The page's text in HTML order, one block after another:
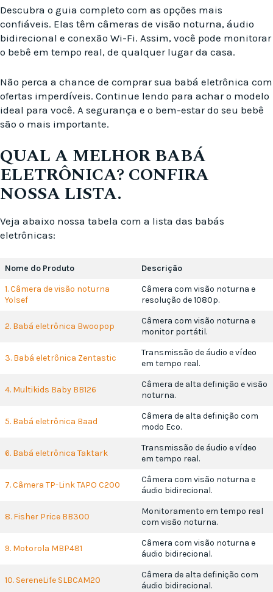
Descubra o guia completo com as opções mais
confiáveis. Elas têm câmeras de visão noturna, áudio
bidirecional e conexão Wi-Fi. Assim, você pode monitorar
o bebê em tempo real, de qualquer lugar da casa.
Não perca a chance de comprar sua babá eletrônica com
ofertas imperdíveis. Continue lendo para achar o modelo
ideal para você. A segurança e o bem-estar do seu bebê
são o mais importante.
QUAL A MELHOR BABÁ
ELETRÔNICA? CONFIRA
NOSSA LISTA.
Veja abaixo nossa tabela com a lista das babás
eletrônicas:
Nome do Produto
Descrição
1. Câmera de visão noturna
Yolsef
Câmera com visão noturna e
resolução de 1080p.
2. Babá eletrônica Bwoopop
Câmera com visão noturna e
monitor portátil.
3. Babá eletrônica Zentastic
Transmissão de áudio e vídeo
em tempo real.
4. Multikids Baby BB126
Câmera de alta definição e visão
noturna.
5. Babá eletrônica Baad
Câmera de alta definição com
modo Eco.
6. Babá eletrônica Taktark
Transmissão de áudio e vídeo
em tempo real.
7. Câmera TP-Link TAPO C200
Câmera com visão noturna e
áudio bidirecional.
8. Fisher Price BB300
Monitoramento em tempo real
com visão noturna.
9. Motorola MBP481
Câmera com visão noturna e
áudio bidirecional.
10. SereneLife SLBCAM20
Câmera de alta definição com
áudio bidirecional.